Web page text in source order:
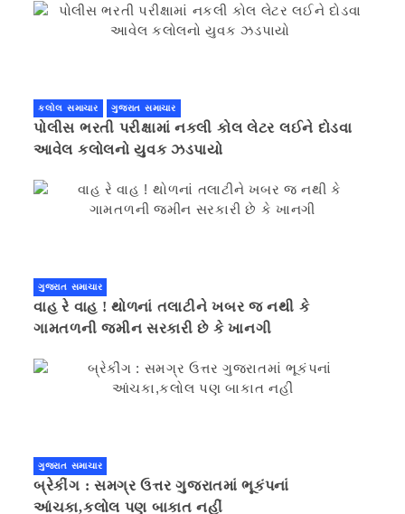
કલોલ સમાચાર ગુજરાત સમાચાર
પોલીસ ભરતી પરીક્ષામાં નકલી કોલ લેટર લઈને દોડવા
આવેલ કલોલનો યુવક ઝડપાયો
ગુજરાત સમાચાર
વાહ રે વાહ ! થોળનાં તલાટીને ખબર જ નથી કે
ગામતળની જમીન સરકારી છે કે ખાનગી
ગુજરાત સમાચાર
બ્રેકીંગ : સમગ્ર ઉત્તર ગુજરાતમાં ભૂકંપનાં
આંચકા,કલોલ પણ બાકાત નહીં